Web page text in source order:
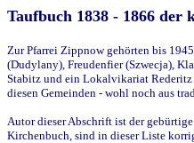
Taufbuch 1838 - 1866
Zur Pfarrei Zippnow gehörten bis
(Dudylany), Freudenfier (Szwecja),
Stabitz und ein Lokalvikariat Rederitz
diesen Gemeinden - wohl noch aus
Autor dieser Abschrift ist der
Kirchenbuch, sind in dieser Liste